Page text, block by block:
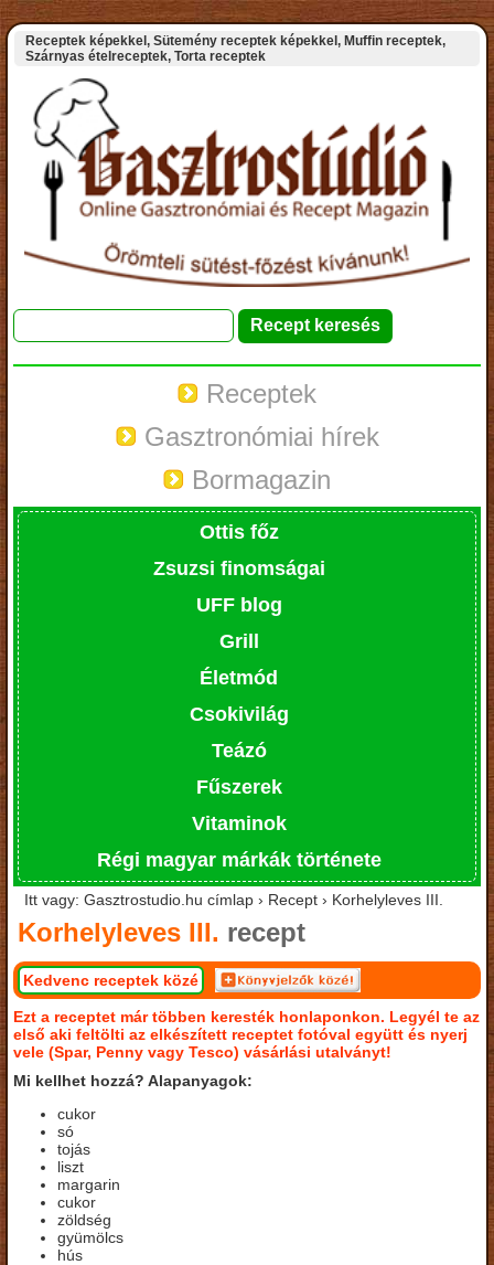
Receptek képekkel, Sütemény receptek képekkel, Muffin receptek,
Szárnyas ételreceptek, Torta receptek
Receptek
Gasztronómiai hírek
Bormagazin
Ottis főz
Zsuzsi finomságai
UFF blog
Grill
Életmód
Csokivilág
Teázó
Fűszerek
Vitaminok
Régi magyar márkák története
Itt vagy: Gasztrostudio.hu címlap › Recept › Korhelyleves III.
Korhelyleves III. recept
Kedvenc receptek közé
Ezt a receptet már többen keresték honlaponkon. Legyél te az
első aki feltölti az elkészített receptet fotóval együtt és nyerj
vele (Spar, Penny vagy Tesco) vásárlási utalványt!
Mi kellhet hozzá? Alapanyagok:
cukor
só
tojás
liszt
margarin
cukor
zöldség
gyümölcs
hús